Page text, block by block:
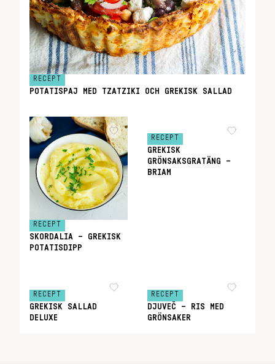
RECEPT
POTATISPAJ MED TZATZIKI OCH GREKISK SALLAD
RECEPT
SKORDALIA – GREKISK
POTATISDIPP
RECEPT
GREKISK
GRÖNSAKSGRATÄNG –
BRIAM
RECEPT
GREKISK SALLAD
DELUXE
RECEPT
DJUVEČ – RIS MED
GRÖNSAKER